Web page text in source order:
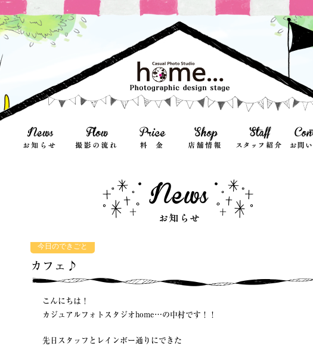
今日のできごと
カフェ♪
こんにちは！
カジュアルフォトスタジオhome…の中村です！！
先日スタッフとレインボー通りにできた